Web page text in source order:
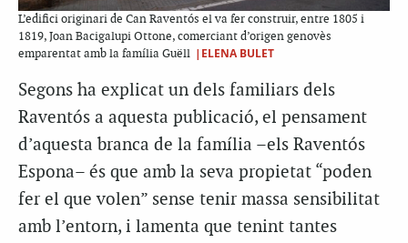
L’edifici originari de Can Raventós el va fer construir, entre 1805 i
1819, Joan Bacigalupi Ottone, comerciant d’origen genovès
emparentat amb la família Guëll |ELENA BULET
Segons ha explicat un dels familiars dels
Raventós a aquesta publicació, el pensament
d’aquesta branca de la família –els Raventós
Espona– és que amb la seva propietat “poden
fer el que volen” sense tenir massa sensibilitat
amb l’entorn, i lamenta que tenint tantes